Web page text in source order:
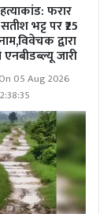
फरार
भट्ट पर ₹25
द्वारा
जारी
05 Aug 2026